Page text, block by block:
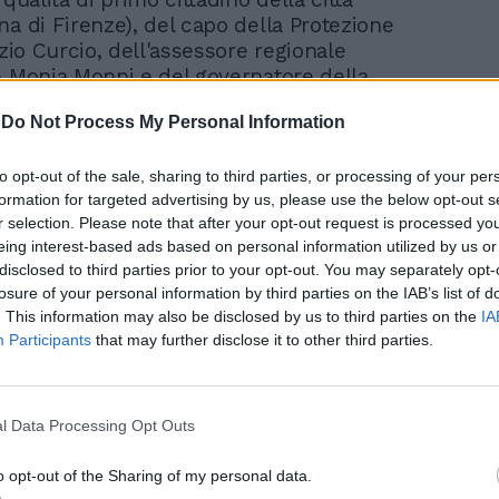
Do Not Process My Personal Information
opt-out of the sale, sharing to third parties, or processing of your
for targeted advertising by us, please use the below opt-out
selection. Please note that after your opt-out request is processed
interest-based ads based on personal information utilized by us
to third parties prior to your opt-out. You may separately
of your personal information by third parties on the IAB’s list of
This information may also be disclosed by us to third parties on the
Participants that may further disclose it to other third parties.
Data Processing Opt Outs
opt-out of the Sharing of my personal data.
di Firenze), del capo della Protezione
Curcio, dell'assessore regionale
Monia Monni e del governatore della
passare dei minuti e con l’aumentare
cambiato colorito alla propria pelle.
alcuni momenti, di una tonalità di rosso
a quella che, nella Prima
faceva da sfondo alla falce e al martello
rappresentativo del Partito Comunista. Un
di una crescente rabbia (da tenere, in
forzatamente sopita), che andava a
alcuni corsi d’acqua sono stati tombati
non sono stati sufficientemente
sono state canalizzate, riducendo la